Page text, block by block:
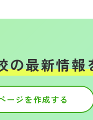
の最新情報
ージを作成する